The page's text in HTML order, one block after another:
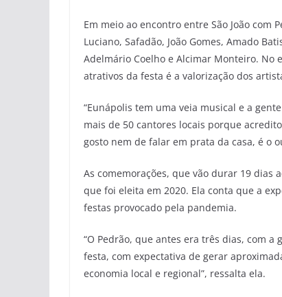
Em meio ao encontro entre São João com
Luciano, Safadão, João Gomes, Amado
Adelmário Coelho e Alcimar Monteiro. No
atrativos da festa é a valorização dos
“Eunápolis tem uma veia musical e a
mais de 50 cantores locais porque
gosto nem de falar em prata da casa, é o
As comemorações, que vão durar 19
que foi eleita em 2020. Ela conta que a
festas provocado pela pandemia.
“O Pedrão, que antes era três dias, com
festa, com expectativa de gerar
economia local e regional”, ressalta ela.